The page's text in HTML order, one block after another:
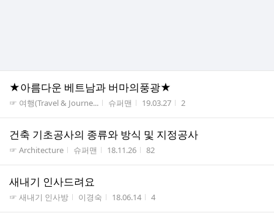
★아름다운 베트남과 버마의풍광★
게시판명
☞ 여행(Travel & Journe... 작성자
슈퍼맨 작성시간
19.03.27 조회수
2
건축 기초공사의 종류와 방식 및 지정공사
게시판명
☞ Architecture 작성자
슈퍼맨 작성시간
18.11.26 조회수
82
새내기 인사드려요
게시판명
☞ 새내기 인사방 작성자
이경숙 작성시간
18.06.14 조회수
4